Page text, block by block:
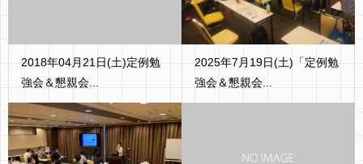
2018年04月21日(土)定例勉
強会＆懇親会...
2025年7月19日(土)「定例勉
強会＆懇親会...